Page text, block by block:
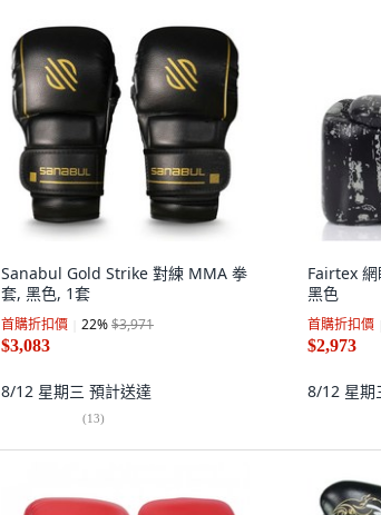
Sanabul Gold Strike 對練 MMA 拳
套, 黑色, 1套
首購折扣價 22%$3,971
$3,083
8/12 星期三 預計送達
(13)
Fairtex 網
黑色
首購折扣價
$2,973
8/12 星期